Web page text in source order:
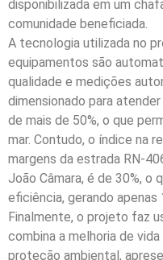
disponibilizada em um
comunidade beneficiada.
A tecnologia utilizada no
equipamentos são
qualidade e medições
dimensionado para
de mais de 50%, o que
mar. Contudo, o índice na
margens da estrada RN-
João Câmara, é de 30%, o
eficiência, gerando
Finalmente, o projeto faz
combina a melhoria de
proteção ambiental,